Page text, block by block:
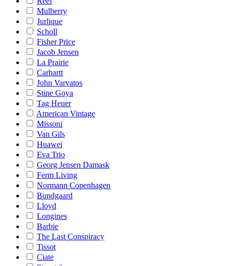
Mulberry
Jurlique
Scholl
Fisher Price
Jacob Jensen
La Prairie
Carhartt
John Varvatos
Stine Goya
Tag Heuer
American Vintage
Missoni
Van Gils
Huawei
Eva Trio
Georg Jensen Damask
Ferm Living
Normann Copenhagen
Bundgaard
Lloyd
Longines
Barbie
The Last Conspiracy
Tissot
Ciate